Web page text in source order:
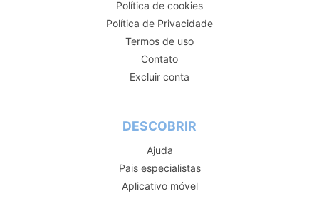
Política de cookies
Política de Privacidade
Termos de uso
Contato
Excluir conta
DESCOBRIR
Ajuda
Pais especialistas
Aplicativo móvel